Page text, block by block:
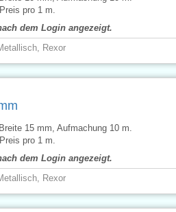
pro 1 m.
dem Login angezeigt.
Rexor
15 mm, Aufmachung 10 m.
pro 1 m.
dem Login angezeigt.
Rexor